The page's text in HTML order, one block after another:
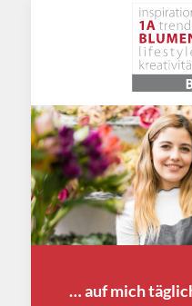
… auf mich